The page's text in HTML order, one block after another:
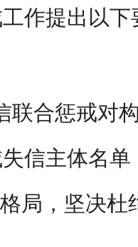
作提出以下
联合惩戒对
信主体名
局，坚决杜